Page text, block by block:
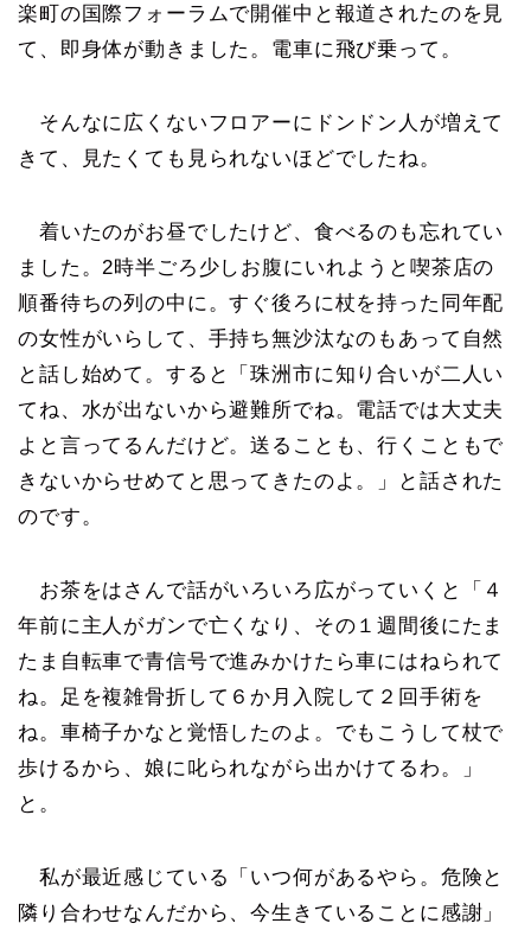
楽町の国際フォーラムで開催中と報道されたのを見
て、即身体が動きました。電車に飛び乗って。
そんなに広くないフロアーにドンドン人が増えて
きて、見たくても見られないほどでしたね。
着いたのがお昼でしたけど、食べるのも忘れてい
ました。2時半ごろ少しお腹にいれようと喫茶店の
順番待ちの列の中に。すぐ後ろに杖を持った同年配
の女性がいらして、手持ち無沙汰なのもあって自然
と話し始めて。すると「珠洲市に知り合いが二人い
てね、水が出ないから避難所でね。電話では大丈夫
よと言ってるんだけど。送ることも、行くこともで
きないからせめてと思ってきたのよ。」と話された
のです。
お茶をはさんで話がいろいろ広がっていくと「４
年前に主人がガンで亡くなり、その１週間後にたま
たま自転車で青信号で進みかけたら車にはねられて
ね。足を複雑骨折して６か月入院して２回手術を
ね。車椅子かなと覚悟したのよ。でもこうして杖で
歩けるから、娘に叱られながら出かけてるわ。」
と。
私が最近感じている「いつ何があるやら。危険と
隣り合わせなんだから、今生きていることに感謝」